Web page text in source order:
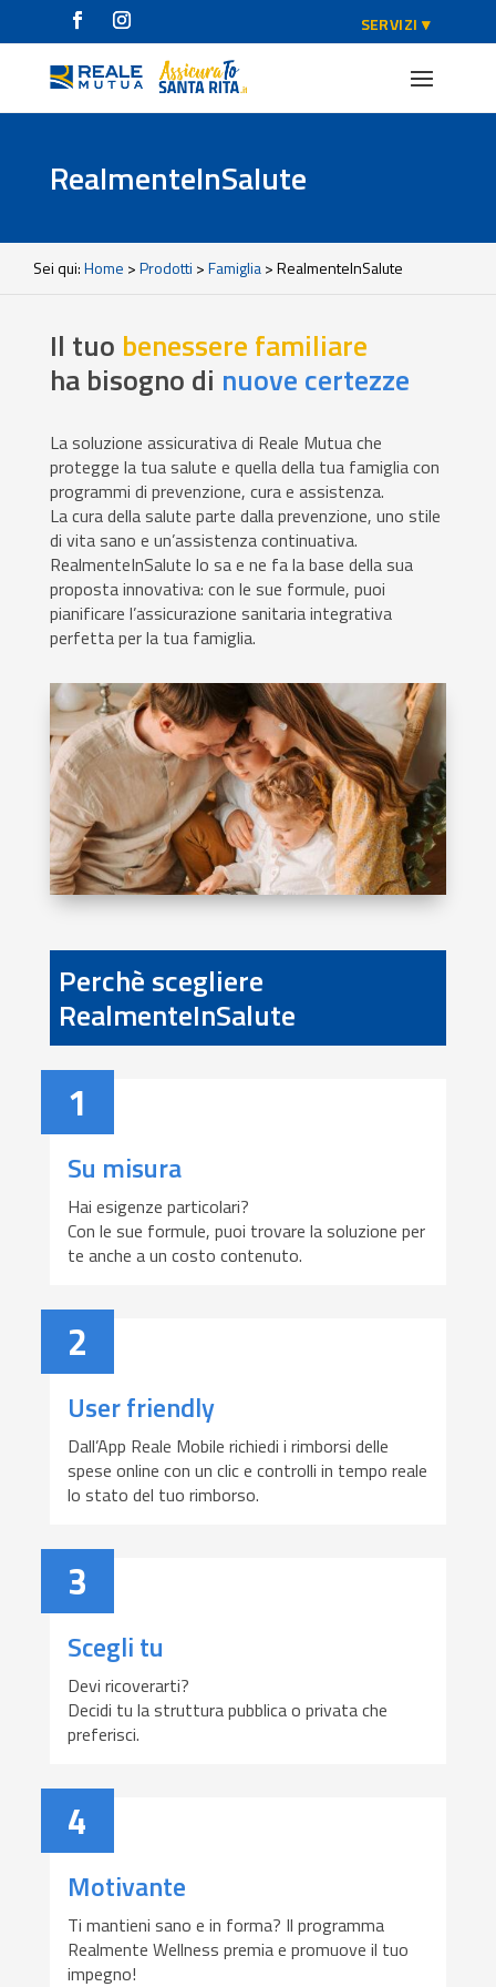
RealmenteInSalute
Sei qui:Home >Prodotti >Famiglia>RealmenteInSalute
Il tuo benessere familiare
ha bisogno di nuove certezze
La soluzione assicurativa di Reale Mutua che
protegge la tua salute e quella della tua famiglia con
programmi di prevenzione, cura e assistenza.
La cura della salute parte dalla prevenzione, uno stile
di vita sano e un’assistenza continuativa.
RealmenteInSalute lo sa e ne fa la base della sua
proposta innovativa: con le sue formule, puoi
pianificare l’assicurazione sanitaria integrativa
perfetta per la tua famiglia.
Perchè scegliere
RealmenteInSalute
1
Su misura
Hai esigenze particolari?
Con le sue formule, puoi trovare la soluzione per
te anche a un costo contenuto.
2
User friendly
Dall’App Reale Mobile richiedi i rimborsi delle
spese online con un clic e controlli in tempo reale
lo stato del tuo rimborso.
3
Scegli tu
Devi ricoverarti?
Decidi tu la struttura pubblica o privata che
preferisci.
4
Motivante
Ti mantieni sano e in forma? Il programma
Realmente Wellness premia e promuove il tuo
impegno!